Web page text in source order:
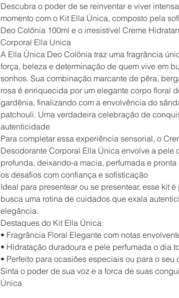
Descubra o poder de se reinventar e viver
momento com o Kit Ella Única, composto pela
Deo Colônia 100ml e o irresistível Creme
Corporal Ella Unica
A Ella Única Deo Colônia traz uma fragrância
força, beleza e determinação de quem vive em
sonhos. Sua combinação marcante de pêra,
rosa é enriquecida por um elegante corpo floral
gardênia, finalizando com a envolvência do
patchouli. Uma verdadeira celebração de
autenticidade
Para completar essa experiência sensorial, o
Desodorante Corporal Ella Única envolve a pele
profunda, deixando-a macia, perfumada e
os desafios com confiança e sofisticação
Ideal para presentear ou se presentear, esse kit
busca uma rotina de cuidados que exala
elegância.
Destaques do Kit Ella Única:
• Fragrância Floral Elegante com notas
• Hidratação duradoura e pele perfumada o dia
• Perfeito para ocasiões especiais ou para o seu
Sinta o poder de sua voz e a forca de suas
Única